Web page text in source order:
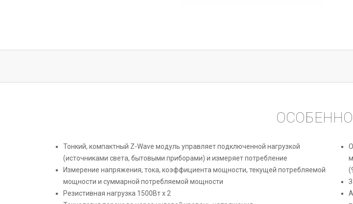
Тонкий, компактный Z-Wave модуль управляет подключенной нагрузкой
(источниками света, бытовыми приборами) и измеряет потребление
Измерение напряжения, тока, коэффициента мощности, текущей потребляемой
мощности и суммарной потребляемой мощности
Резистивная нагрузка 1500Вт x 2